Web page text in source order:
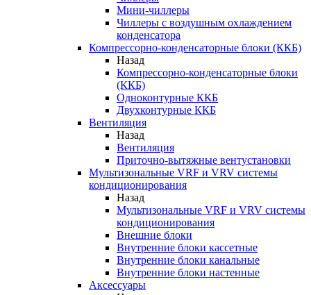
Мини-чиллеры
Чиллеры с воздушным охлаждением
конденсатора
Компрессорно-конденсаторные блоки (ККБ)
Назад
Компрессорно-конденсаторные блоки
(ККБ)
Одноконтурные ККБ
Двухконтурные ККБ
Вентиляция
Назад
Вентиляция
Приточно-вытяжные вентустановки
Мультизональные VRF и VRV системы
кондиционирования
Назад
Мультизональные VRF и VRV системы
кондиционирования
Внешние блоки
Внутренние блоки кассетные
Внутренние блоки канальные
Внутренние блоки настенные
Аксессуары